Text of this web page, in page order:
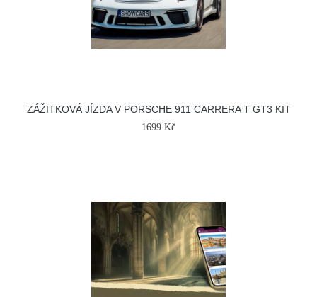
ZÁŽITKOVÁ JÍZDA V PORSCHE 911 CARRERA T GT3 KIT
1699 Kč